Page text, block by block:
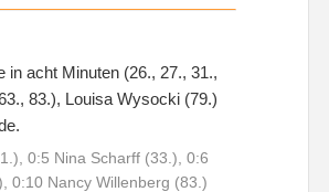
in acht Minuten (26., 27., 31.,
83.), Louisa Wysocki (79.)
0:5 Nina Scharff (33.), 0:6
0:10 Nancy Willenberg (83.)